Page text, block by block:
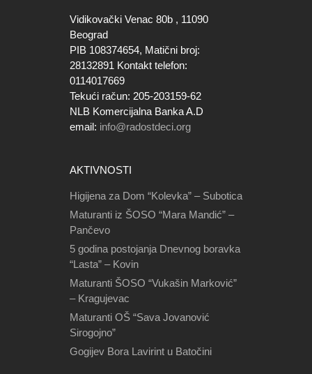
Vidikovački Venac 80b , 11090
Beograd
PIB 108374654, Matični broj:
28132891 Kontakt telefon:
0114017669
Tekući račun: 205-203159-62
NLB Komercijalna Banka A.D
email: info@radostdeci.org
AKTIVNOSTI
Higijena za Dom “Kolevka” – Subotica
Maturanti iz ŠOSO “Mara Mandić” –
Pančevo
5 godina postojanja Dnevnog boravka
“Lasta” – Kovin
Maturanti ŠOSO “Vukašin Marković”
– Kragujevac
Maturanti OŠ “Sava Jovanović
Sirogojno”
Gogijev Bora Lavirint u Batočini